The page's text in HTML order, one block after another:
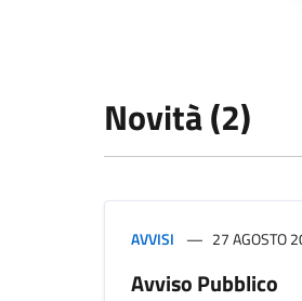
Novità (2)
AVVISI 27 AGOSTO
Avviso Pubblico